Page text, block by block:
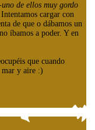
uno de ellos muy gordo
cargar con
de que o dábamos un
íbamos a poder. Y en
que cuando
mar y aire :)